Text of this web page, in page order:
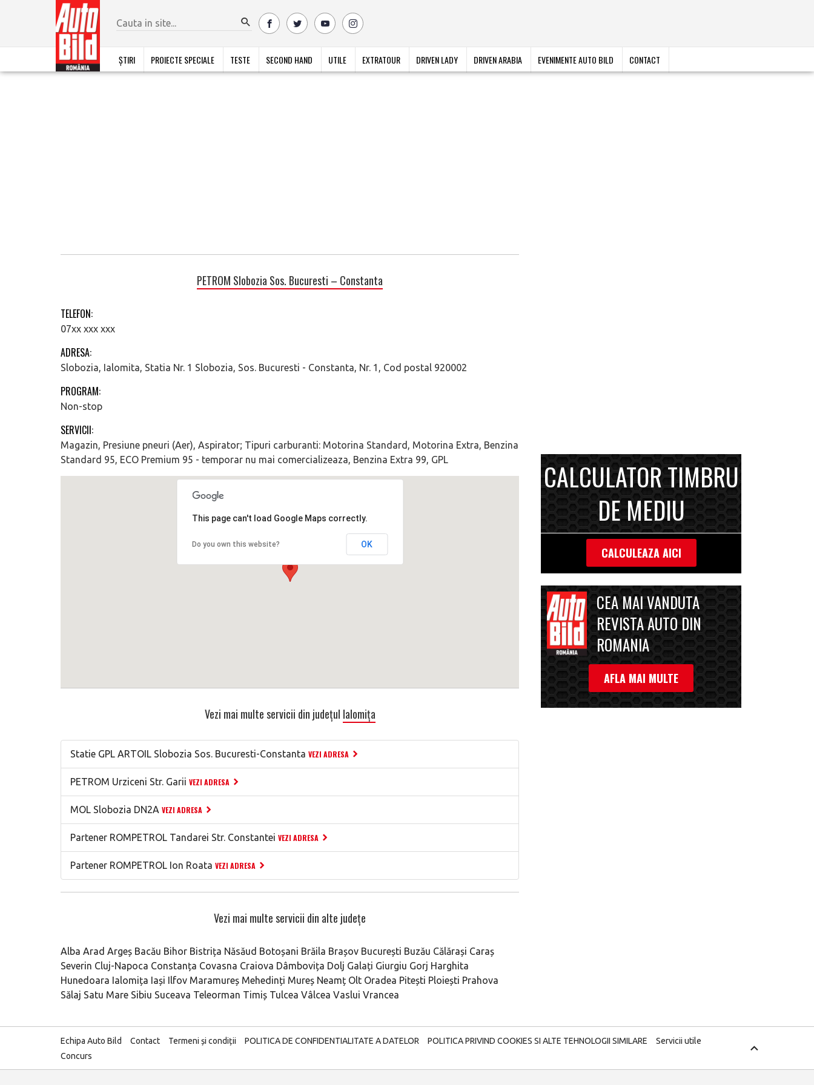
ȘTIRI PROIECTE SPECIALE TESTE SECOND HAND UTILE EXTRATOUR DRIVEN LADY DRIVEN ARABIA EVENIMENTE AUTO BILD CONTACT
PETROM Slobozia Sos. Bucuresti – Constanta
TELEFON:
07xx xxx xxx
ADRESA:
Slobozia, Ialomita, Statia Nr. 1 Slobozia, Sos. Bucuresti - Constanta, Nr. 1, Cod postal 920002
PROGRAM:
Non-stop
SERVICII:
Magazin, Presiune pneuri (Aer), Aspirator; Tipuri carburanti: Motorina Standard, Motorina Extra, Benzina
Standard 95, ECO Premium 95 - temporar nu mai comercializeaza, Benzina Extra 99, GPL
This page can't load Google Maps correctly.
Do you own this website? OK
Vezi mai multe servicii din județul Ialomița
Statie GPL ARTOIL Slobozia Sos. Bucuresti-Constanta VEZI ADRESA
PETROM Urziceni Str. Garii VEZI ADRESA
MOL Slobozia DN2A VEZI ADRESA
Partener ROMPETROL Tandarei Str. Constantei VEZI ADRESA
Partener ROMPETROL Ion Roata VEZI ADRESA
Vezi mai multe servicii din alte județe
Alba Arad Argeș Bacău Bihor Bistrița Năsăud Botoșani Brăila Brașov București Buzău Călărași Caraș
Severin Cluj-Napoca Constanța Covasna Craiova Dâmbovița Dolj Galați Giurgiu Gorj Harghita
Hunedoara Ialomița Iași Ilfov Maramureș Mehedinți Mureș Neamț Olt Oradea Pitești Ploiești Prahova
Sălaj Satu Mare Sibiu Suceava Teleorman Timiș Tulcea Vâlcea Vaslui Vrancea
CALCULATOR TIMBRU
DE MEDIU
CALCULEAZA AICI
CEA MAI VANDUTA
REVISTA AUTO DIN
ROMANIA
AFLA MAI MULTE
Echipa Auto Bild Contact Termeni și condiții POLITICA DE CONFIDENTIALITATE A DATELOR POLITICA PRIVIND COOKIES SI ALTE TEHNOLOGII SIMILARE
Servicii utile
Concurs